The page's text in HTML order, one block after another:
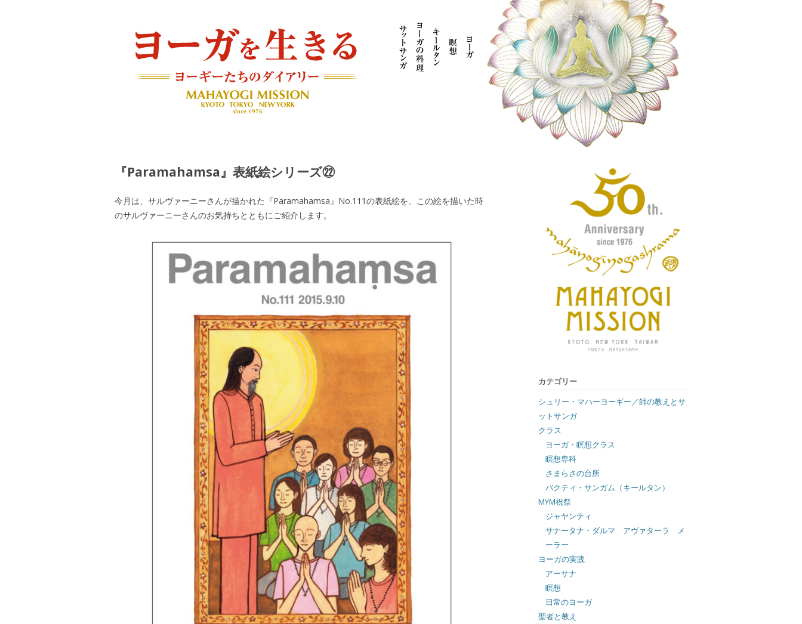
『Paramahamsa』表紙絵シリーズ㉒
今月は、サルヴァーニーさんが描かれた『Paramahamsa』No.111の表紙絵を、この絵を描いた時
のサルヴァーニーさんのお気持ちとともにご紹介します。
カテゴリー
シュリー・マハーヨーギー／師の教えとサ
ットサンガ
クラス
ヨーガ・瞑想クラス
瞑想専科
さまらさの台所
バクティ・サンガム（キールタン）
MYM祝祭
ジャヤンティ
サナータナ・ダルマ アヴァターラ メ
ーラー
ヨーガの実践
アーサナ
瞑想
日常のヨーガ
聖者と教え